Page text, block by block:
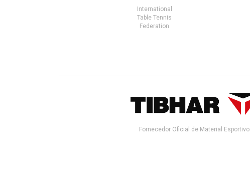
International
Table Tennis
Federation
Fornecedor Oficial de Material Esportivo